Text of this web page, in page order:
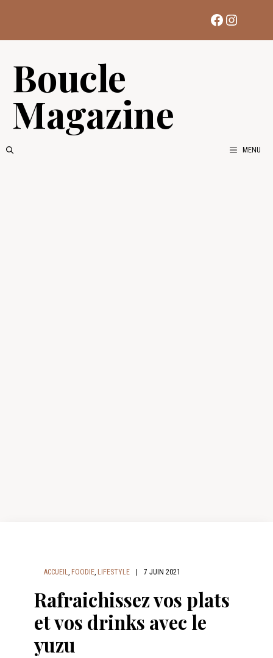
contenu
Facebook
Boucle
Magazine
MENU
ACCUEIL, FOODIE, LIFESTYLE 7 JUIN 2021
Rafraichissez vos plats
et vos drinks avec le
yuzu